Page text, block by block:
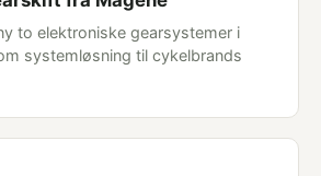
to elektroniske gearsystemer i
systemløsning til cykelbrands